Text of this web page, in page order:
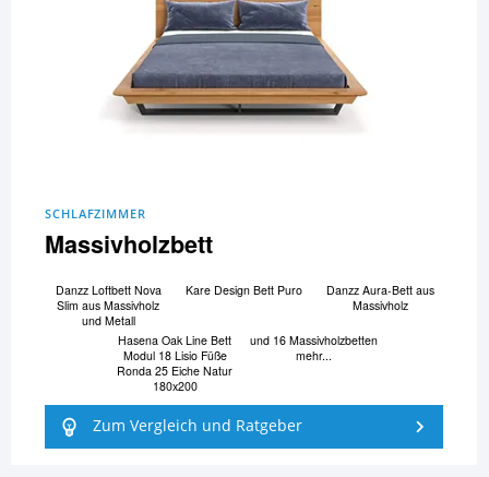
SCHLAFZIMMER
Massivholzbett
Danzz Loftbett Nova
Slim aus Massivholz
und Metall
Kare Design Bett Puro
Danzz Aura-Bett aus
Massivholz
Hasena Oak Line Bett
Modul 18 Lisio Füße
Ronda 25 Eiche Natur
180x200
und 16 Massivholzbetten
mehr...
Zum Vergleich und Ratgeber